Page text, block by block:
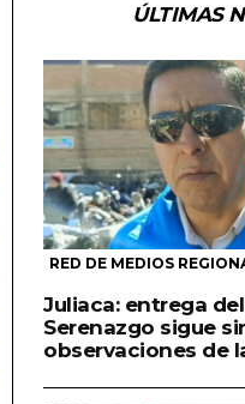
ÚLTIMAS
RED DE MEDIOS
Juliaca: entrega
Serenazgo sigue
observaciones de